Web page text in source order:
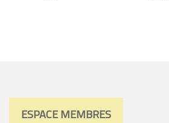
ESPACE MEMBRES